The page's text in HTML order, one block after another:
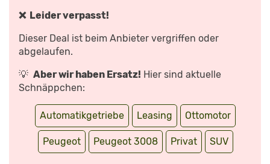
❌ Leider verpasst!
Dieser Deal ist beim Anbieter vergriffen oder
abgelaufen.
💡 Aber wir haben Ersatz! Hier sind aktuelle
Schnäppchen:
Automatikgetriebe Leasing Ottomotor
Peugeot Peugeot 3008 Privat SUV
39.250€!
REVIEW
NIGHT
VON
YOUTUBE
ANZEIGEN